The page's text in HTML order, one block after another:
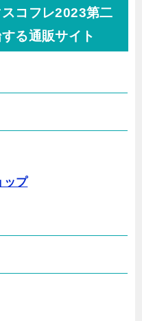
コフレ2023第二
る通販サイト
ップ